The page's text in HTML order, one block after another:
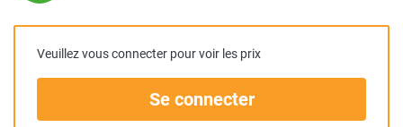
Veuillez vous connecter pour voir les prix
Se connecter